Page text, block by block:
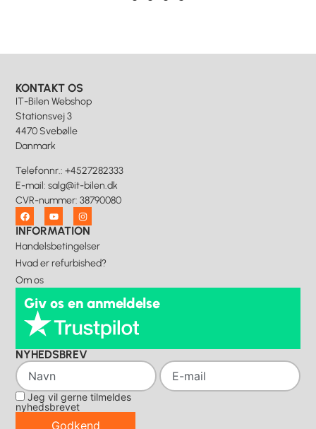
KONTAKT OS
IT-Bilen Webshop
Stationsvej 3
4470 Svebølle
Danmark
Telefonnr.: +4527282333
E-mail:salg@it-bilen.dk
CVR-nummer: 38790080
INFORMATION
Handelsbetingelser
Hvad er refurbished?
Om os
Giv os en anmeldelse
NYHEDSBREV
Jeg vil gerne tilmeldes
nyhedsbrevet
Godkend